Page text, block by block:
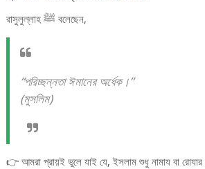
রাসুলুল্লাহ ﷺ বলেছেন,
“পরিচ্ছন্নতা ঈমানের অর্ধেক।”
(মুসলিম)
👉 আমরা প্রায়ই ভুলে যাই যে, ইসলাম শুধু নামায বা রোযার